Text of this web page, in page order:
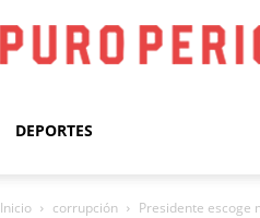
DEPORTES
Inicio corrupción Presidente escoge